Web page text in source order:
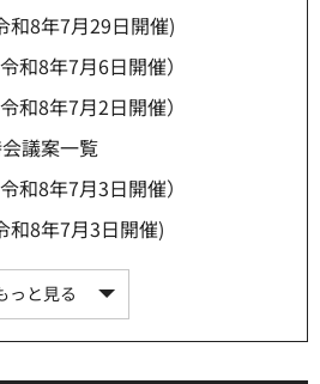
和8年7月29日開催)
和8年7月6日開催）
和8年7月2日開催）
議案一覧
和8年7月3日開催）
和8年7月3日開催)
っと見る